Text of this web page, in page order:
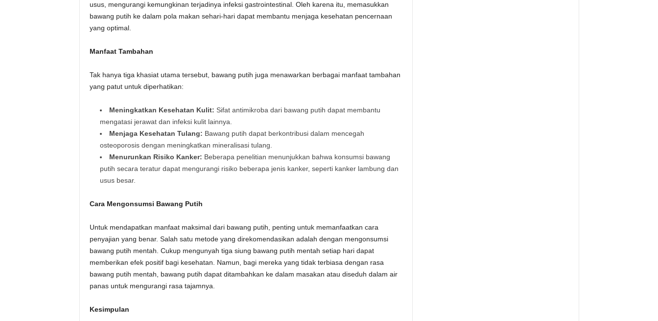
usus, mengurangi kemungkinan terjadinya infeksi gastrointestinal. Oleh karena itu, memasukkan
bawang putih ke dalam pola makan sehari-hari dapat membantu menjaga kesehatan pencernaan
yang optimal.
Manfaat Tambahan
Tak hanya tiga khasiat utama tersebut, bawang putih juga menawarkan berbagai manfaat tambahan
yang patut untuk diperhatikan:
Meningkatkan Kesehatan Kulit: Sifat antimikroba dari bawang putih dapat membantu
mengatasi jerawat dan infeksi kulit lainnya.
Menjaga Kesehatan Tulang: Bawang putih dapat berkontribusi dalam mencegah
osteoporosis dengan meningkatkan mineralisasi tulang.
Menurunkan Risiko Kanker: Beberapa penelitian menunjukkan bahwa konsumsi bawang
putih secara teratur dapat mengurangi risiko beberapa jenis kanker, seperti kanker lambung dan
usus besar.
Cara Mengonsumsi Bawang Putih
Untuk mendapatkan manfaat maksimal dari bawang putih, penting untuk memanfaatkan cara
penyajian yang benar. Salah satu metode yang direkomendasikan adalah dengan mengonsumsi
bawang putih mentah. Cukup mengunyah tiga siung bawang putih mentah setiap hari dapat
memberikan efek positif bagi kesehatan. Namun, bagi mereka yang tidak terbiasa dengan rasa
bawang putih mentah, bawang putih dapat ditambahkan ke dalam masakan atau diseduh dalam air
panas untuk mengurangi rasa tajamnya.
Kesimpulan